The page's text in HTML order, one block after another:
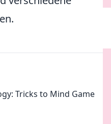
Tricks to Mind Game